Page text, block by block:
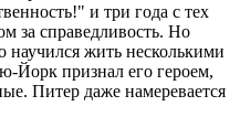
и три года с тех
за справедливость. Но
научился жить несколькими
Йорк признал его героем,
Питер даже намеревается